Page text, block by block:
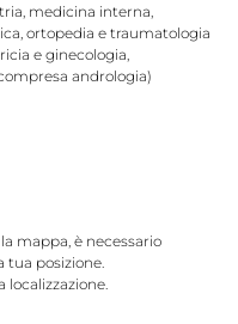
medicina interna,
ortopedia e traumatologia
e ginecologia,
andrologia)
mappa, è necessario
tua posizione.
localizzazione.